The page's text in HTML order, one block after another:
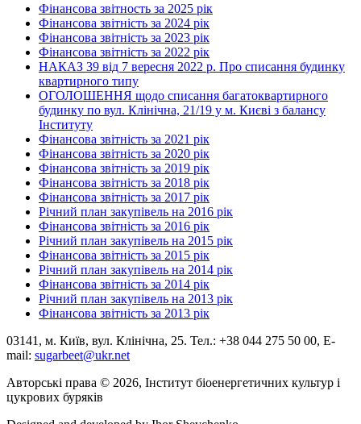
Фінансова звітность за 2025 рік
Фінансова звітність за 2024 рік
Фінансова звітність за 2023 рік
Фінансова звітність за 2022 рік
НАКАЗ 39 від 7 вересня 2022 р. Про списання будинку
квартирного типу
ОГОЛОШЕННЯ щодо списання багатоквартирного
будинку по вул. Клінічна, 21/19 у м. Києві з балансу
Інституту
Фінансова звітність за 2021 рік
Фінансова звітність за 2020 рік
Фінансова звітність за 2019 рік
Фінансова звітність за 2018 рік
Фінансова звітність за 2017 рік
Річний план закупівель на 2016 рік
Фінансова звітність за 2016 рік
Річний план закупівель на 2015 рік
Фінансова звітність за 2015 рік
Річний план закупівель на 2014 рік
Фінансова звітність за 2014 рік
Річний план закупівель на 2013 рік
Фінансова звітність за 2013 рік
03141, м. Київ, вул. Клінічна, 25. Тел.: +38 044 275 50 00, E-
mail: sugarbeet@ukr.net
Авторські права © 2026, Інститут біоенергетичних культур і
цукрових буряків